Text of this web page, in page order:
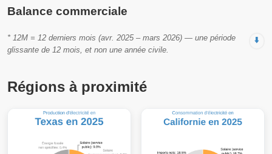
Balance commerciale
⬇️
* 12M = 12 derniers mois (avr. 2025 – mars 2026) — une période
glissante de 12 mois, et non une année civile.
Régions à proximité